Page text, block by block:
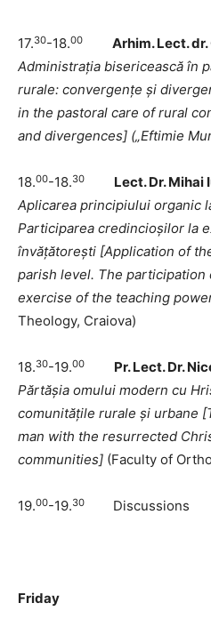
17.30-18.00 Arhim. Lect.
Administrația bisericească în
rurale: convergențe și
in the pastoral care of rural
and divergences] („Eftimie
18.00-18.30 Lect. Dr.
Aplicarea principiului organic
Participarea credincioșilor la
învățătorești [Application of
parish level. The
exercise of the teaching
Theology, Craiova)
18.30-19.00 Pr. Lect. Dr.
Părtășia omului modern cu
comunitățile rurale și urbane [
man with the resurrected
communities] (Faculty of
19.00-19.30 Discussions
Friday